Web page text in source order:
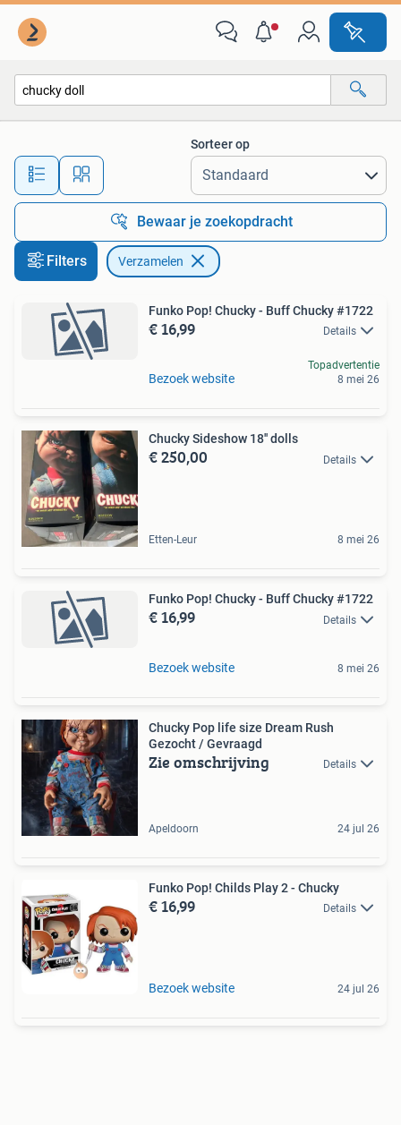
Alle afstanden…
Sorteer op
Bewaar je zoekopdracht
Filters Verzamelen
Funko Pop! Chucky - Buff Chucky #1722
€ 16,99 Details
Bezoek website
Topadvertentie
8 mei 26
Chucky Sideshow 18'' dolls
€ 250,00 Details
Etten-Leur 8 mei 26
Funko Pop! Chucky - Buff Chucky #1722
€ 16,99 Details
Bezoek website 8 mei 26
Chucky Pop life size Dream Rush
Gezocht / Gevraagd
Zie omschrijving Details
Apeldoorn 24 jul 26
Funko Pop! Childs Play 2 - Chucky
€ 16,99 Details
Bezoek website 24 jul 26